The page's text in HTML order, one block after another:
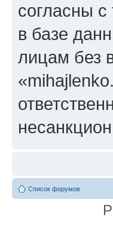
согласны
в базе
лицам без
Список форумов